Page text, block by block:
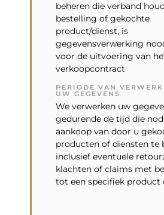
beheren die verband
bestelling of gekochte
product/dienst, is
gegevensverwerking
voor de uitvoering van
verkoopcontract
PERIODE VAN
UW GEGEVENS
We verwerken uw
gedurende de tijd die
aankoop van door u
producten of diensten te
inclusief eventuele
klachten of claims met
tot een specifiek product